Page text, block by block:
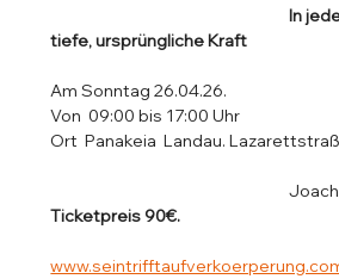
In
tiefe, ursprüngliche Kraft
Am Sonntag 26.04.26.
Von  09:00 bis 17:00 Uhr
Ort  Panakeia  Landau.
Ticketpreis